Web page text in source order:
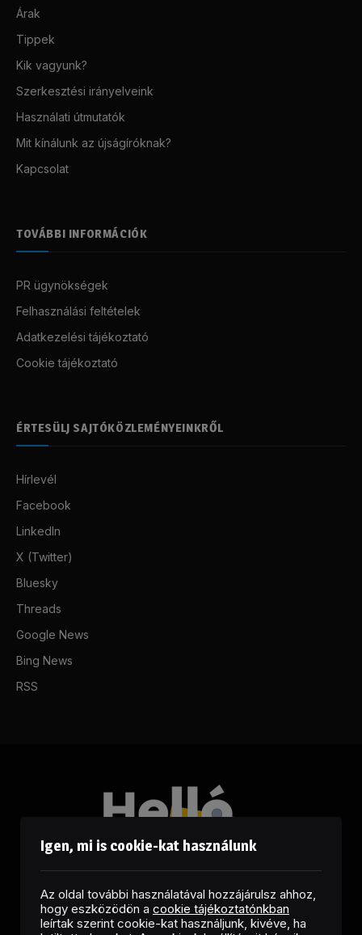
Árak
Tippek
Kik vagyunk?
Szerkesztési irányelveink
Használati útmutatók
Mit kínálunk az újságíróknak?
Kapcsolat
TOVÁBBI INFORMÁCIÓK
PR ügynökségek
Felhasználási feltételek
Adatkezelési tájékoztató
Cookie tájékoztató
ÉRTESÜLJ SAJTÓKÖZLEMÉNYEINKRŐL
Hírlevél
Facebook
LinkedIn
X (Twitter)
Bluesky
Threads
Google News
Bing News
RSS
Igen, mi is cookie-kat használunk
Az oldal további használatával hozzájárulsz ahhoz,
hogy eszközödön a cookie tájékoztatónkban
leírtak szerint cookie-kat használjunk, kivéve, ha